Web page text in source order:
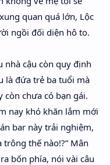
quan quá lớn, Lộc
ngồi đối diện hô to.
nhà cậu còn quy định
là đứa trẻ ba tuổi mà
chưa có bạn gái.
nay khó khăn lắm mới
bar này trải nghiệm,
thế nào!?” Mân
bốn phía, nói vài câu